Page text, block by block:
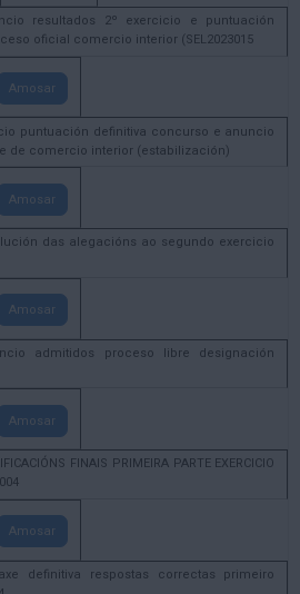
resultados 2º exercicio e puntuación
oficial comercio interior (SEL2023015
Amosar
puntuación definitiva concurso e anuncio
de comercio interior (estabilización)
Amosar
das alegacións ao segundo exercicio
Amosar
admitidos proceso libre designación
Amosar
FINAIS PRIMEIRA PARTE EXERCICIO
Amosar
definitiva respostas correctas primeiro